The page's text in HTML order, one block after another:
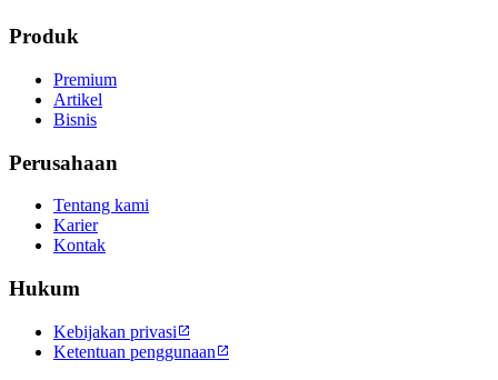
Produk
Premium
Artikel
Bisnis
Perusahaan
Tentang kami
Karier
Kontak
Hukum
Kebijakan privasi 
Ketentuan penggunaan 